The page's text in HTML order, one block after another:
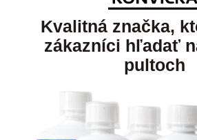
Kvalitná značka,
zákazníci hľadať
pultoch